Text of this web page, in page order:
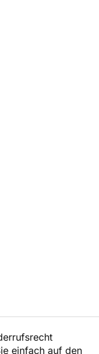
einfach auf den